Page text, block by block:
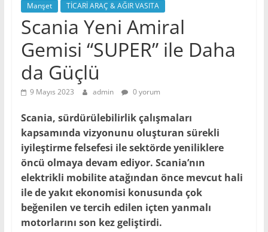
Manşet TİCARİ ARAÇ & AĞIR VASITA
Scania Yeni Amiral
Gemisi “SUPER” ile Daha
da Güçlü
9 Mayıs 2023 admin 0 yorum
Scania, sürdürülebilirlik çalışmaları
kapsamında vizyonunu oluşturan sürekli
iyileştirme felsefesi ile sektörde yeniliklere
öncü olmaya devam ediyor. Scania’nın
elektrikli mobilite atağından önce mevcut hali
ile de yakıt ekonomisi konusunda çok
beğenilen ve tercih edilen içten yanmalı
motorlarını son kez geliştirdi.